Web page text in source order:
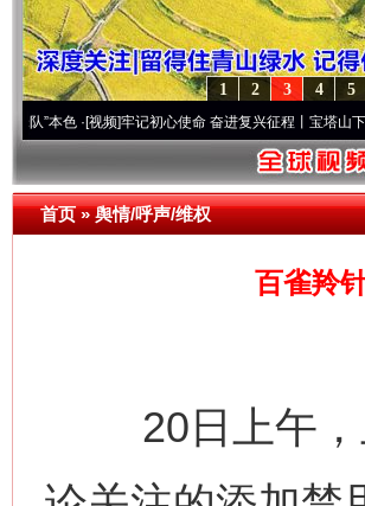
5
4
3
2
1
·[视频]牢记初心使命 奋进复兴征程丨宝塔山下好光景..·[
首页»舆情/呼声/维权
百雀羚
20日上午，